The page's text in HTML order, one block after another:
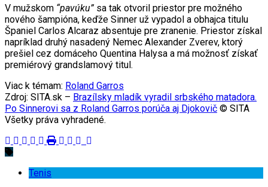
V mužskom “pavúku”sa tak otvoril priestor pre možného
nového šampióna, keďže Sinner už vypadol a obhajca titulu
Španiel Carlos Alcaraz absentuje pre zranenie. Priestor získal
napríklad druhý nasadený Nemec Alexander Zverev, ktorý
prešiel cez domáceho Quentina Halysa a má možnosť získať
premiérový grandslamový titul.
Viac k témam: Roland Garros
Zdroj: SITA.sk – Brazílsky mladík vyradil srbského matadora.
Po Sinnerovi sa z Roland Garros porúča aj Djokovič © SITA
Všetky práva vyhradené.
Tenis